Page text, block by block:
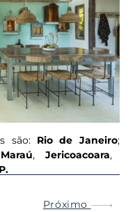
são: Rio de Janeiro;
Maraú, Jericoacoara,
Próximo